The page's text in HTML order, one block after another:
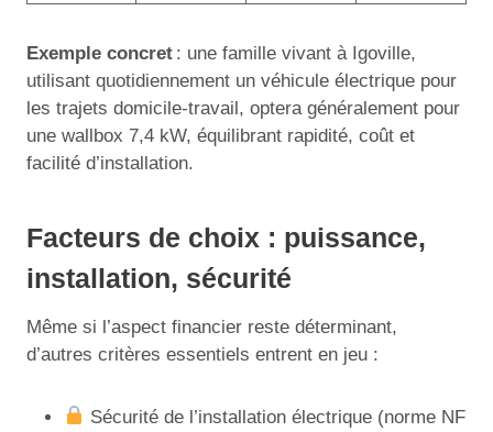
Exemple concret : une famille vivant à Igoville,
utilisant quotidiennement un véhicule électrique pour
les trajets domicile-travail, optera généralement pour
une wallbox 7,4 kW, équilibrant rapidité, coût et
facilité d’installation.
Facteurs de choix : puissance,
installation, sécurité
Même si l’aspect financier reste déterminant,
d’autres critères essentiels entrent en jeu :
Sécurité de l’installation électrique (norme NF